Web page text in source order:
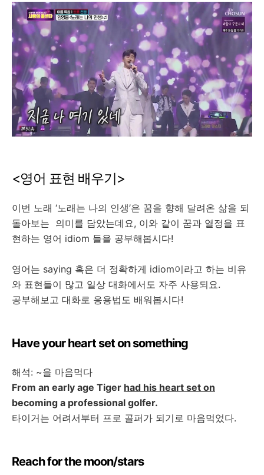
<영어 표현 배우기>
이번 노래 ‘노래는 나의 인생’은 꿈을 향해 달려온 삶을 되
돌아보는 의미를 담았는데요, 이와 같이 꿈과 열정을 표
현하는 영어 idiom 들을 공부해봅시다!
영어는 saying 혹은 더 정확하게 idiom이라고 하는 비유
와 표현들이 많고 일상 대화에서도 자주 사용되요.
공부해보고 대화로 응용법도 배워봅시다!
Have your heart set on something
해석: ~을 마음먹다
From an early age Tiger had his heart set on
becoming a professional golfer.
타이거는 어려서부터 프로 골퍼가 되기로 마음먹었다.
Reach for the moon/stars